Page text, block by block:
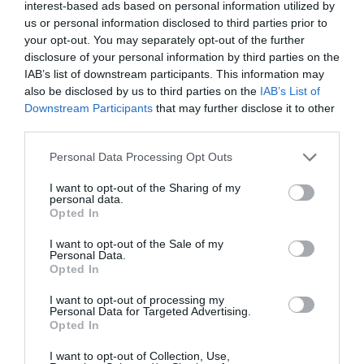
interest-based ads based on personal information utilized by
us or personal information disclosed to third parties prior to
your opt-out. You may separately opt-out of the further
disclosure of your personal information by third parties on the
IAB’s list of downstream participants. This information may
also be disclosed by us to third parties on the IAB’s List of
Downstream Participants that may further disclose it to other
Personal Data Processing Opt Outs
I want to opt-out of the Sharing of my
personal data.
Opted In
I want to opt-out of the Sale of my
Personal Data.
Opted In
I want to opt-out of processing my
Personal Data for Targeted Advertising.
Opted In
I want to opt-out of Collection, Use,
Isabel Pantoja pierde dos pleitos
con Hacienda por 700.000
euros... suma y sigue
Eulogio López
El IBEX 35 cerró la sesión del
miércoles en los 20.057 puntos,
Eulogio López
Argumentos